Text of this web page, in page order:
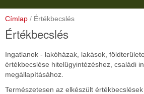
Címlap Értékbecslés
Értékbecslés
Ingatlanok - lakóházak, lakások,
értékbecslése hitelügyintézéshez, családi
megállapításához.
Természetesen az elkészült